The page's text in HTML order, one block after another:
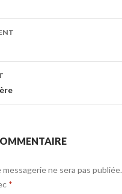
de l’article
ne sera pas publiée.
*